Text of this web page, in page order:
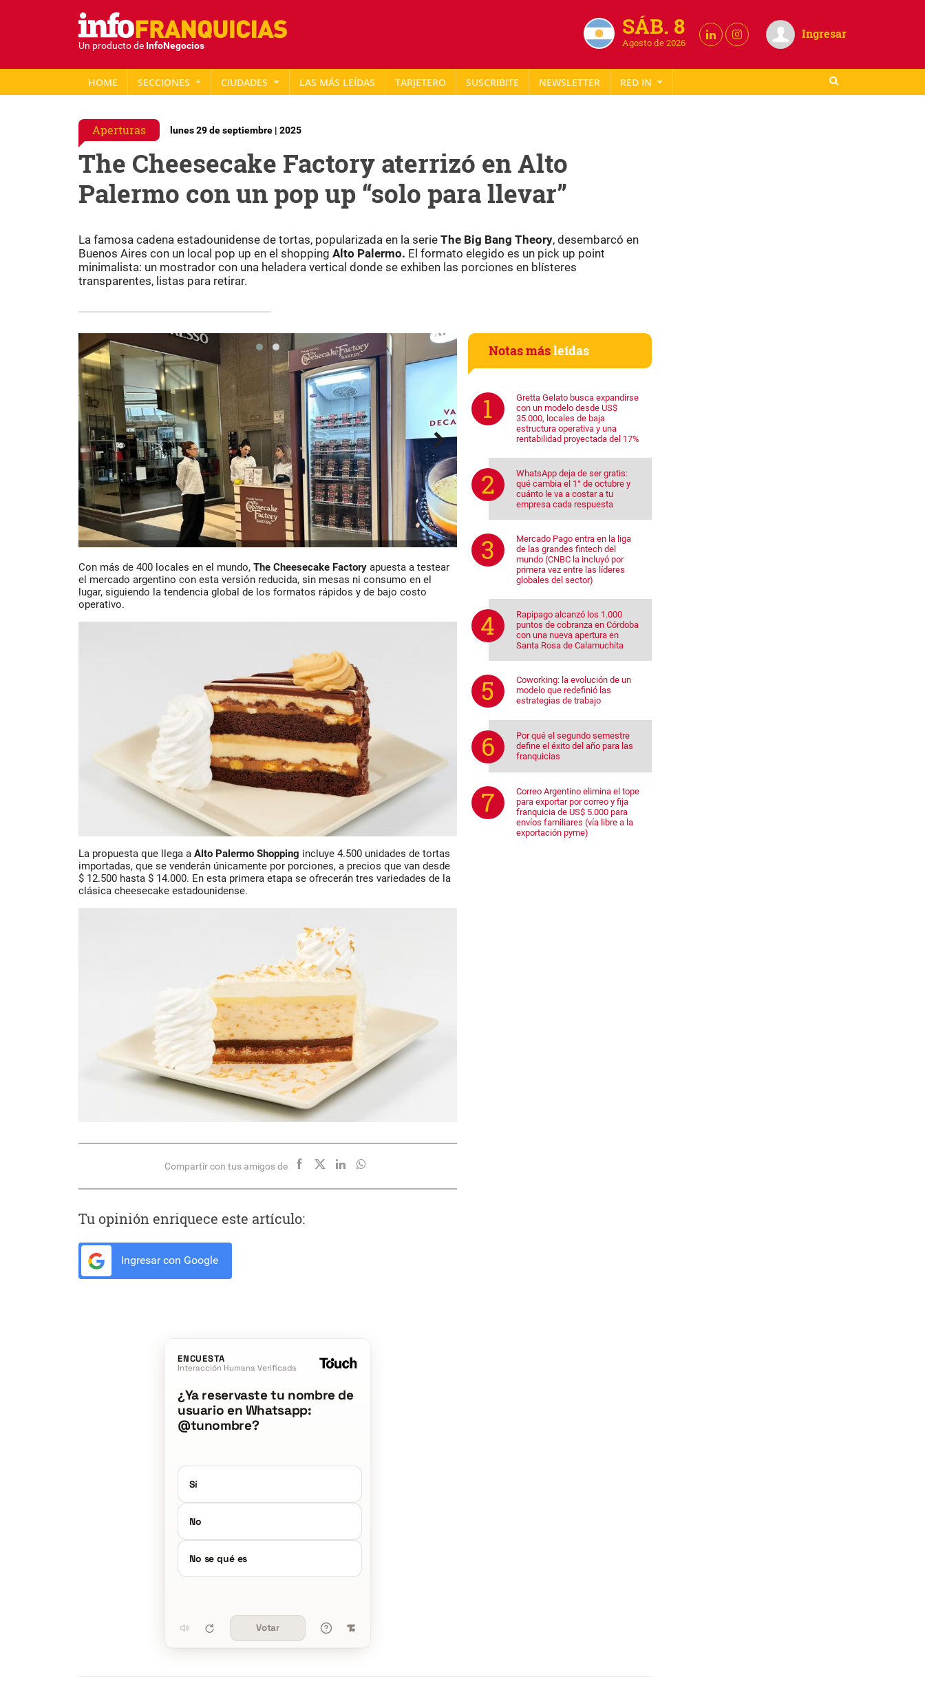
Un producto de InfoNegocios
SÁB. 8
Agosto de 2026
Ingresar
HOME SECCIONES CIUDADES LAS MÁS LEÍDAS TARJETERO NEWSLETTER RED IN
Aperturas lunes 29 de septiembre | 2025
The Cheesecake Factory aterrizó en Alto
Palermo con un pop up “solo para llevar”
La famosa cadena estadounidense de tortas, popularizada en la serie The Big Bang Theory, desembarcó en
Buenos Aires con un local pop up en el shopping Alto Palermo. El formato elegido es un pick up point
minimalista: un mostrador con una heladera vertical donde se exhiben las porciones en blísteres
transparentes, listas para retirar.
Con más de 400 locales en el mundo, The Cheesecake Factory apuesta a testear
el mercado argentino con esta versión reducida, sin mesas ni consumo en el
lugar, siguiendo la tendencia global de los formatos rápidos y de bajo costo
operativo.
La propuesta que llega a Alto Palermo Shopping incluye 4.500 unidades de tortas
importadas, que se venderán únicamente por porciones, a precios que van desde
$ 12.500 hasta $ 14.000. En esta primera etapa se ofrecerán tres variedades de la
clásica cheesecake estadounidense.
Compartir con tus amigos de
Tu opinión enriquece este artículo:
Ingresar con Google
ENCUESTA
Interacción Humana Verificada
¿Ya reservaste tu nombre de
usuario en Whatsapp:
@tunombre?
Sí
No
No se qué es
Votar
Notas másleídas
Gretta Gelato busca expandirse
con un modelo desde US$
35.000, locales de baja
estructura operativa y una
rentabilidad proyectada del 17%
WhatsApp deja de ser gratis:
qué cambia el 1° de octubre y
cuánto le va a costar a tu
empresa cada respuesta
Mercado Pago entra en la liga
de las grandes fintech del
mundo (CNBC la incluyó por
primera vez entre las líderes
globales del sector)
Rapipago alcanzó los 1.000
puntos de cobranza en Córdoba
con una nueva apertura en
Santa Rosa de Calamuchita
Coworking: la evolución de un
modelo que redefinió las
estrategias de trabajo
Por qué el segundo semestre
define el éxito del año para las
franquicias
Correo Argentino elimina el tope
para exportar por correo y fija
franquicia de US$ 5.000 para
envíos familiares (vía libre a la
exportación pyme)